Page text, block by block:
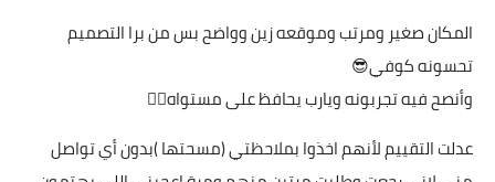
المكان صغير ومرتب وموقعه زين وواضح بس من برا التصميم
تحسونه كوفي😎
وأنصح فيه تجربونه ويارب يحافظ على مستواه👍🏻
عدلت التقييم لأنهم اخذوا بملاحظتي (مسحتها )بدون أي تواصل